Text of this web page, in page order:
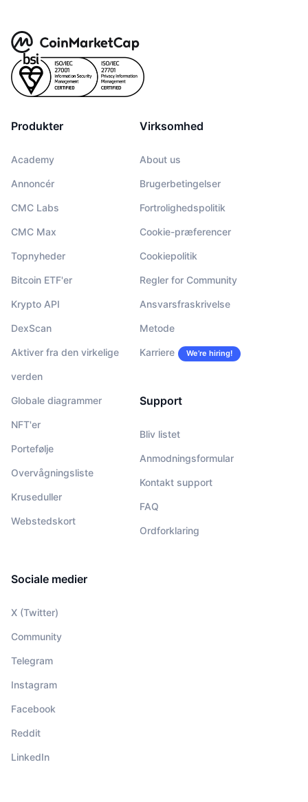
Produkter
Academy
Annoncér
CMC Labs
CMC Max
Topnyheder
Bitcoin ETF'er
Krypto API
DexScan
Aktiver fra den virkelige
verden
Globale diagrammer
NFT'er
Portefølje
Overvågningsliste
Kruseduller
Webstedskort
Virksomhed
About us
Brugerbetingelser
Fortrolighedspolitik
Cookie-præferencer
Cookiepolitik
Regler for Community
Ansvarsfraskrivelse
Metode
Karriere We’re hiring!
Support
Bliv listet
Anmodningsformular
Kontakt support
FAQ
Ordforklaring
Sociale medier
X (Twitter)
Community
Telegram
Instagram
Facebook
Reddit
LinkedIn